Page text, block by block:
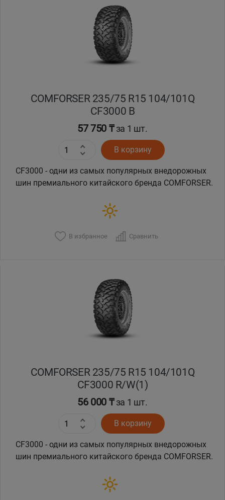
COMFORSER 235/75 R15 104/101Q
CF3000 B
57 750 ₸за 1 шт.
В корзину
CF3000 - одни из самых популярных внедорожных
шин премиального китайского бренда COMFORSER.
В избранное Сравнить
COMFORSER 235/75 R15 104/101Q
CF3000 R/W(1)
56 000 ₸за 1 шт.
В корзину
CF3000 - одни из самых популярных внедорожных
шин премиального китайского бренда COMFORSER.